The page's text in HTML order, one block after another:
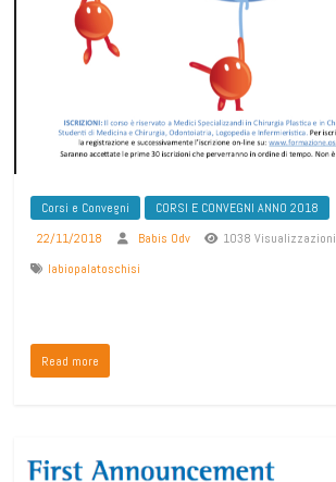
Corsi e Convegni
CORSI E CONVEGNI ANNO 2018
22/11/2018
Babis Odv 1038 Visualizzazioni
labiopalatoschisi
Read more